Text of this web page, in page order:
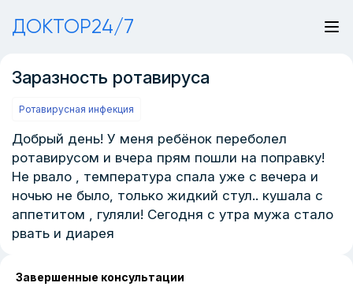
ДОКТОР24/7
Заразность ротавируса
Ротавирусная инфекция
Добрый день! У меня ребёнок переболел
ротавирусом и вчера прям пошли на поправку!
Не рвало , температура спала уже с вечера и
ночью не было, только жидкий стул.. кушала с
аппетитом , гуляли! Сегодня с утра мужа стало
рвать и диарея
Завершенные консультации